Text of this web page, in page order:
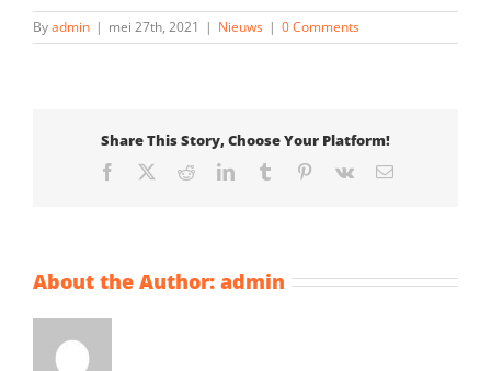
Byadmin | mei 27th, 2021 | Nieuws | 0 Comments
Share This Story, Choose Your Platform!
Facebook RedditLinkedInTumblr Pinterest
Vk Email
About the Author: admin